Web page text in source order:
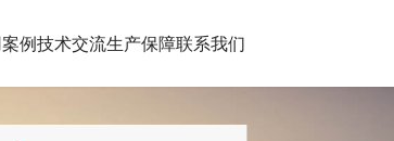
例技术交流生产保障联系我们